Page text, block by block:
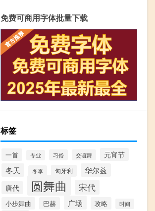
免费可商用字体批量下载
标签
一首 专业 习俗 交谊舞 元宵节
冬天 冬季 匈牙利 华尔兹
唐代 圆舞曲 宋代
小步舞曲 巴赫 广场 攻略 时间